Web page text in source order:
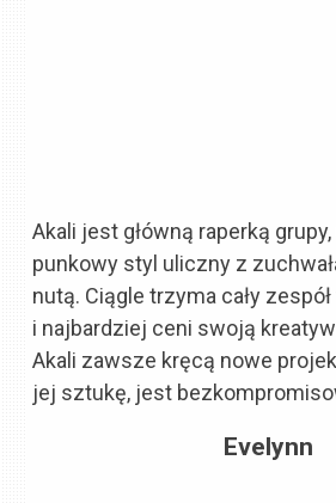
Akali jest główną raperką
punkowy styl uliczny z
nutą. Ciągle trzyma cały
i najbardziej ceni swoją
Akali zawsze kręcą nowe
jej sztukę, jest
Evelynn